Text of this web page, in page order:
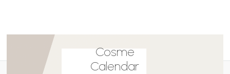
Cosme
Calendar